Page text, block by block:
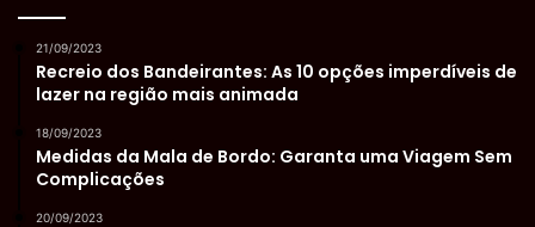
21/09/2023
Recreio dos Bandeirantes: As 10 opções imperdíveis de
lazer na região mais animada
18/09/2023
Medidas da Mala de Bordo: Garanta uma Viagem Sem
Complicações
20/09/2023